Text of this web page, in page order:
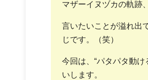
マザーイヌヅカの軌跡
言いたいことが溢れ出
じです。（笑）
今回は、“パタパタ動
いします。